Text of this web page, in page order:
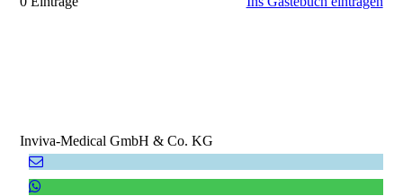
Inviva-Medical GmbH & Co. KG